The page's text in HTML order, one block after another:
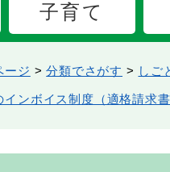
子育て
ージ >分類でさがす > しご
インボイス制度（適格請求